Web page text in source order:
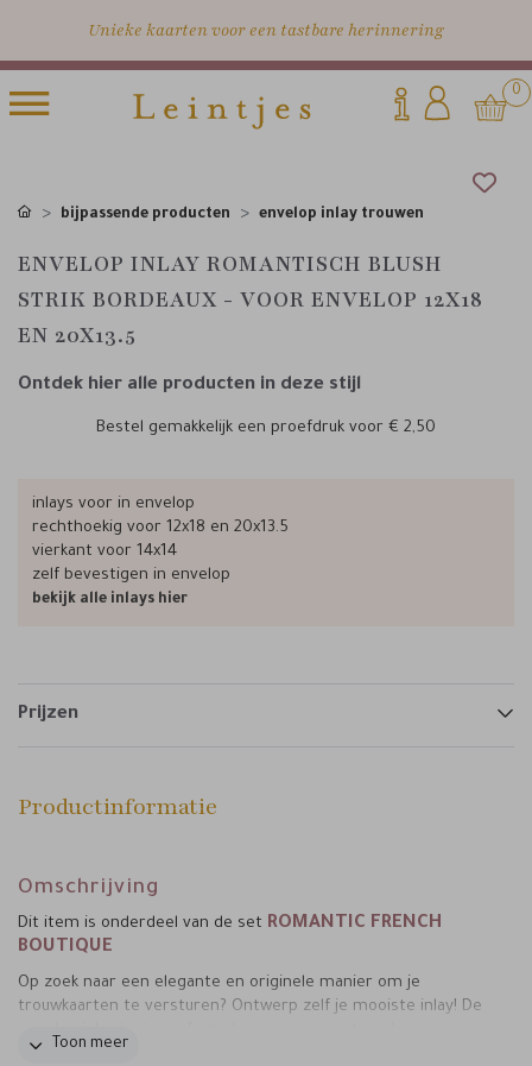
Unieke kaarten voor een tastbare herinnering
0
bijpassende producten envelop inlay trouwen
ENVELOP INLAY ROMANTISCH BLUSH
STRIK BORDEAUX - VOOR ENVELOP 12X18
EN 20X13.5
Ontdek hier alle producten in deze stijl
Bestel gemakkelijk een proefdruk voor € 2,50
inlays voor in envelop
rechthoekig voor 12x18 en 20x13.5
vierkant voor 14x14
zelf bevestigen in envelop
bekijk alle inlays hier
Prijzen
Productinformatie
Omschrijving
Dit item is onderdeel van de set ROMANTIC FRENCH
BOUTIQUE
Op zoek naar een elegante en originele manier om je
trouwkaarten te versturen? Ontwerp zelf je mooiste inlay! De
envelop inlay is de perfecte keuze voor een trendy en
stijlvolle uitstraling. Deze inlay past in een envelop 12x18 of
Toon meer